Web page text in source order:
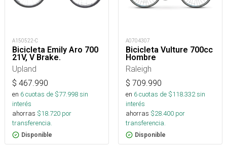
A150522-C
Bicicleta Emily Aro 700
21V, V Brake.
Upland
$ 467.990
en 6cuotas de $77.998sin
interés
ahorras $18.720 por
transferencia.
Disponible
A0704307
Bicicleta Vulture 700cc
Hombre
Raleigh
$ 709.990
en 6cuotas de $118.332sin
interés
ahorras $28.400 por
transferencia.
Disponible